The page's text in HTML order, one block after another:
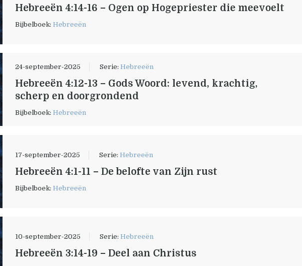
Hebreeën 4:14-16 – Ogen op Hogepriester die meevoelt
Bijbelboek:Hebreeën
24-september-2025 Serie:Hebreeën
Hebreeën 4:12-13 – Gods Woord: levend, krachtig,
scherp en doorgrondend
Bijbelboek:Hebreeën
17-september-2025 Serie:Hebreeën
Hebreeën 4:1-11 – De belofte van Zijn rust
Bijbelboek:Hebreeën
10-september-2025 Serie:Hebreeën
Hebreeën 3:14-19 – Deel aan Christus